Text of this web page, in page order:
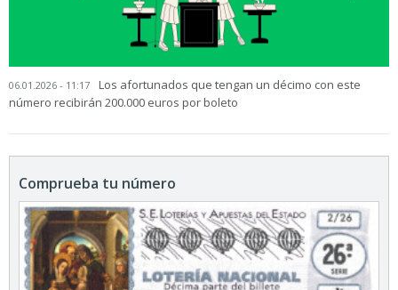
06.01.2026 - 11:17
Los afortunados que tengan un décimo con este
número recibirán 200.000 euros por boleto
Comprueba tu número